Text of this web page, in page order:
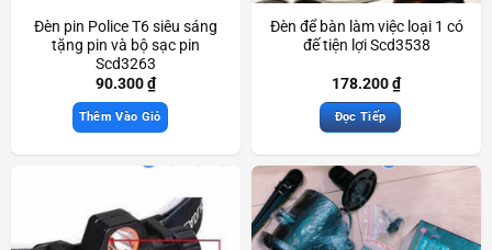
Đèn pin Police T6 siêu sáng
tặng pin và bộ sạc pin
Scd3263
90.300₫
Thêm Vào Giỏ
Đèn để bàn làm việc loại 1 có
đế tiện lợi Scd3538
178.200₫
Đọc Tiếp